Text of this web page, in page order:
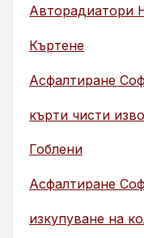
Авторадиатори
Къртене
Асфалтиране
кърти чисти
Гоблени
Асфалтиране
изкупуване на